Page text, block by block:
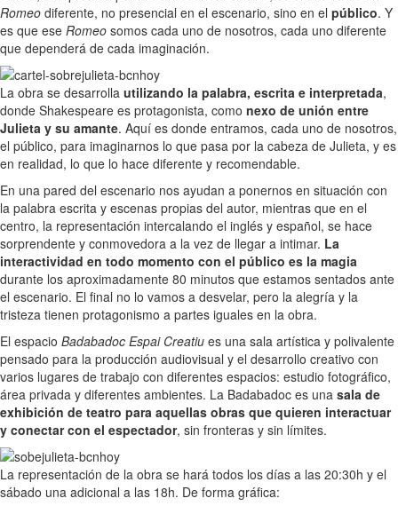
Romeo diferente, no presencial en el escenario, sino en el público. Y
es que ese Romeo somos cada uno de nosotros, cada uno diferente
que dependerá de cada imaginación.
La obra se desarrolla utilizando la palabra, escrita e interpretada,
donde Shakespeare es protagonista, como nexo de unión entre
Julieta y su amante. Aquí es donde entramos, cada uno de nosotros,
el público, para imaginarnos lo que pasa por la cabeza de Julieta, y es
en realidad, lo que lo hace diferente y recomendable.
En una pared del escenario nos ayudan a ponernos en situación con
la palabra escrita y escenas propias del autor, mientras que en el
centro, la representación intercalando el inglés y español, se hace
sorprendente y conmovedora a la vez de llegar a intimar. La
interactividad en todo momento con el público es la magia
durante los aproximadamente 80 minutos que estamos sentados ante
el escenario. El final no lo vamos a desvelar, pero la alegría y la
tristeza tienen protagonismo a partes iguales en la obra.
El espacio Badabadoc Espai Creatiu es una sala artística y polivalente
pensado para la producción audiovisual y el desarrollo creativo con
varios lugares de trabajo con diferentes espacios: estudio fotográfico,
área privada y diferentes ambientes. La Badabadoc es una sala de
exhibición de teatro para aquellas obras que quieren interactuar
y conectar con el espectador, sin fronteras y sin límites.
La representación de la obra se hará todos los días a las 20:30h y el
sábado una adicional a las 18h. De forma gráfica: